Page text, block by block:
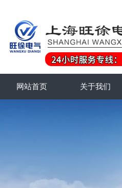
网站首页 关于我们